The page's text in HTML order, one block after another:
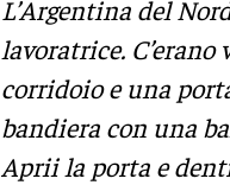
L’Argentina del
lavoratrice.
corridoio e una
bandiera con una
Aprii la porta e